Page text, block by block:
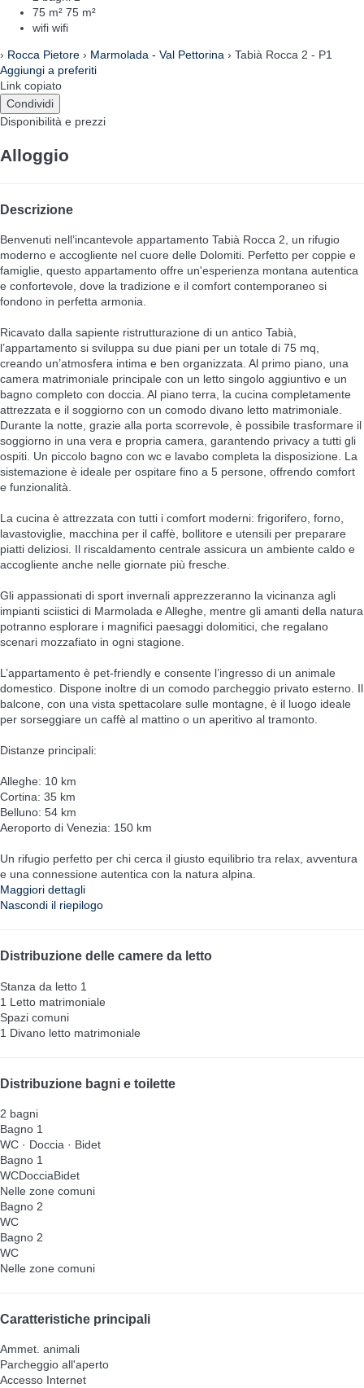
75 m² 75 m²
wifi wifi
› Rocca Pietore › Marmolada - Val Pettorina › Tabià Rocca 2 - P1
Aggiungi a preferiti
Link copiato
Condividi
Disponibilità e prezzi
Alloggio
Descrizione
Benvenuti nell’incantevole appartamento Tabià Rocca 2, un rifugio
moderno e accogliente nel cuore delle Dolomiti. Perfetto per coppie e
famiglie, questo appartamento offre un'esperienza montana autentica
e confortevole, dove la tradizione e il comfort contemporaneo si
fondono in perfetta armonia.
Ricavato dalla sapiente ristrutturazione di un antico Tabià,
l’appartamento si sviluppa su due piani per un totale di 75 mq,
creando un’atmosfera intima e ben organizzata. Al primo piano, una
camera matrimoniale principale con un letto singolo aggiuntivo e un
bagno completo con doccia. Al piano terra, la cucina completamente
attrezzata e il soggiorno con un comodo divano letto matrimoniale.
Durante la notte, grazie alla porta scorrevole, è possibile trasformare il
soggiorno in una vera e propria camera, garantendo privacy a tutti gli
ospiti. Un piccolo bagno con wc e lavabo completa la disposizione. La
sistemazione è ideale per ospitare fino a 5 persone, offrendo comfort
e funzionalità.
La cucina è attrezzata con tutti i comfort moderni: frigorifero, forno,
lavastoviglie, macchina per il caffè, bollitore e utensili per preparare
piatti deliziosi. Il riscaldamento centrale assicura un ambiente caldo e
accogliente anche nelle giornate più fresche.
Gli appassionati di sport invernali apprezzeranno la vicinanza agli
impianti sciistici di Marmolada e Alleghe, mentre gli amanti della natura
potranno esplorare i magnifici paesaggi dolomitici, che regalano
scenari mozzafiato in ogni stagione.
L’appartamento è pet-friendly e consente l’ingresso di un animale
domestico. Dispone inoltre di un comodo parcheggio privato esterno. Il
balcone, con una vista spettacolare sulle montagne, è il luogo ideale
per sorseggiare un caffè al mattino o un aperitivo al tramonto.
Distanze principali:
Alleghe: 10 km
Cortina: 35 km
Belluno: 54 km
Aeroporto di Venezia: 150 km
Un rifugio perfetto per chi cerca il giusto equilibrio tra relax, avventura
e una connessione autentica con la natura alpina.
Maggiori dettagli
Nascondi il riepilogo
Distribuzione delle camere da letto
Stanza da letto 1
1 Letto matrimoniale
Spazi comuni
1 Divano letto matrimoniale
Distribuzione bagni e toilette
2 bagni
Bagno 1
WC · Doccia · Bidet
Bagno 1
WCDocciaBidet
Nelle zone comuni
Bagno 2
WC
Bagno 2
WC
Nelle zone comuni
Caratteristiche principali
Ammet. animali
Parcheggio all'aperto
Accesso Internet